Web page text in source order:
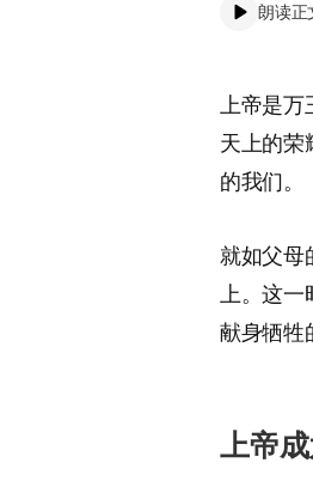
朗读正
上帝是
天上的荣
的我们。
就如父母
上。这
献身牺牲
上帝